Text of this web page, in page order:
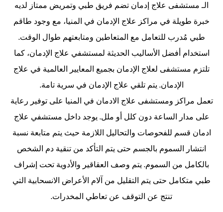
الـ مستشفى علاج إدمان تضم فريق طبي وتمريض ممتاز لديه
خبرة طويلة في مراكز علاج الإدمان في المنيا، مع وجود طاقم
طبي مُدرب للتعامل مع المتعاطين ومتابعتهم طوال الوقت.
استخدام أفضل الأساليب الحديثة لمستشفي علاج الإدمان، كما
تلتزم مستشفى لعلاج الإدمان بجميع المعايير العالمية في علاج
الإدمان. يتم تلقي علاج الإدمان في سرية تامة.
تعمل مراكز ومستشفى علاج الادمان في المنيا على توفير رعاية
على مدار الساعة دون كلل أو ملل. يوجد داخل مستشفي علاج
ادمان قسم للفحوصات والتحاليل اللازمة حيث يتم متابعة نسبة
انتشار السموم بالجسم حتى يتم التأكد من تنقية دم الشخص
بالكامل من السموم. يتم وصف العقاقير والأدوية تحت إشراف
طبي متكامل حتى يتم التقليل من آلام الأعراض الانسحابية التي
تنتج عن التوقف عن تعاطي المخدرات.